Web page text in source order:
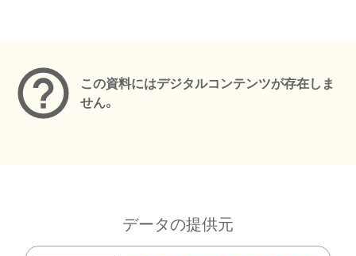
この資料にはデジタルコンテンツが存在しま
せん。
データの提供元